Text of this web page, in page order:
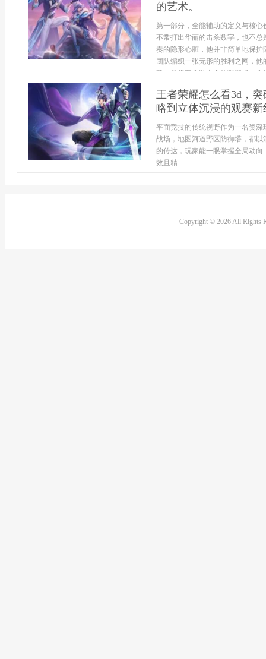
的艺术。
第一部分，全能辅助的定义与核
不常打出华丽的击杀数字，也不
奏的隐形心脏，他并非简单地保
团队编织一张无形的胜利之网，
势，是将五个独立个体凝聚成一个
王者荣耀怎么看3d，
略到立体沉浸的观赛新
平面竞技的传统视野作为一名资
战场，地图河道野区防御塔，都
的传达，玩家能一眼掌握全局动
效且精...
Copyright © 2026 All Rights